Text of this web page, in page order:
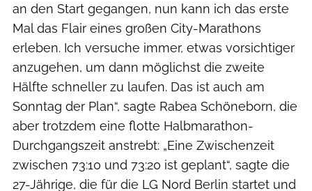
an den Start gegangen, nun kann ich das erste
Mal das Flair eines großen City-Marathons
erleben. Ich versuche immer, etwas vorsichtiger
anzugehen, um dann möglichst die zweite
Hälfte schneller zu laufen. Das ist auch am
Sonntag der Plan“, sagte Rabea Schöneborn, die
aber trotzdem eine flotte Halbmarathon-
Durchgangszeit anstrebt: „Eine Zwischenzeit
zwischen 73:10 und 73:20 ist geplant“, sagte die
27-Jährige, die für die LG Nord Berlin startet und